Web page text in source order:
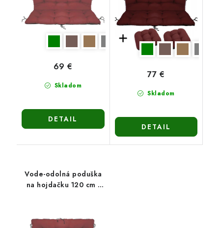
Skladom
69 €
DETAIL
Skladom
77 €
DETAIL
Vode-odolná poduška
na hojdačku 120 cm -